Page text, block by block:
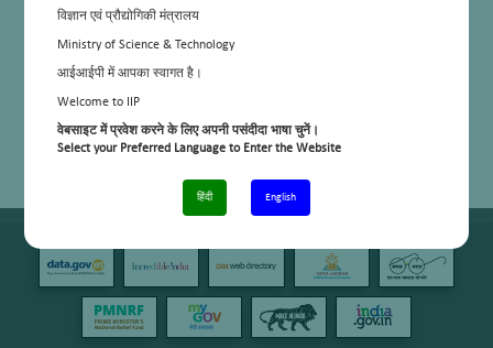
विज्ञान एवं प्रौद्योगिकी मंत्रालय
Ministry of Science & Technology
आईआईपी में आपका स्वागत है।
Welcome to IIP
वेबसाइट में प्रवेश करने के लिए अपनी पसंदीदा भाषा चुनें।
Select your Preferred Language to Enter the Website
हिंदी English